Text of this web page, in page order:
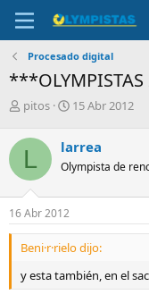
Procesado digital
I
i
c
a
d
o
r
d
l
pitos
F
h
a
e
n
i
15 Abr 2012
L larrea
Olympista de
16 Abr 2012
Beni·r·rielo dijo:
y esta también, en el